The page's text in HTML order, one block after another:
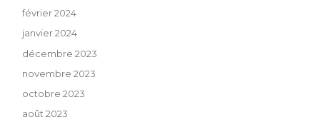
février 2024
janvier 2024
décembre 2023
novembre 2023
octobre 2023
août 2023